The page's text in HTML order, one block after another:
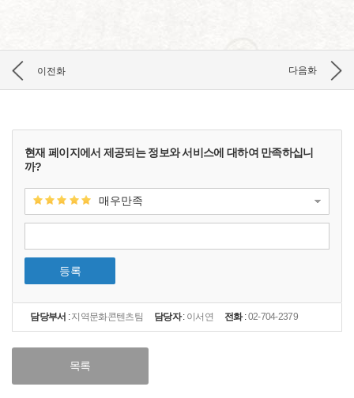
다음화
이전화
현재 페이지에서 제공되는 정보와 서비스에 대하여 만족하십니
까?
매우만족
등록
담당부서 :지역문화콘텐츠팀 담당자: 이서연 전화:02-704-2379
목록